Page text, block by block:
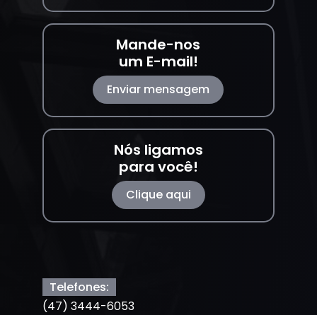
Mande-nos
um E-mail!
Enviar mensagem
Nós ligamos
para você!
Clique aqui
Telefones:
(47) 3444-6053